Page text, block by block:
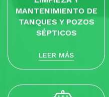
MANTENIMIENTO DE
TANQUES Y POZOS
SÉPTICOS
LEER MÁS